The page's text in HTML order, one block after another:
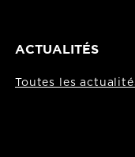
ACTUALITÉS
Toutes les